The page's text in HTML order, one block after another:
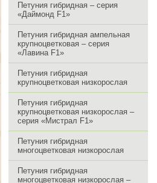
Петуния гибридная – серия
«Даймонд F1»
Петуния гибридная ампельная
крупноцветковая – серия
«Лавина F1»
Петуния гибридная
крупноцветковая низкорослая
Петуния гибридная
крупноцветковая низкорослая –
серия «Мистрал F1»
Петуния гибридная
многоцветковая низкорослая
Петуния гибридная
многоцветковая низкорослая –